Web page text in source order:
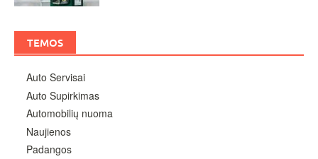
TEMOS
Auto Servisai
Auto Supirkimas
Automobilių nuoma
Naujienos
Padangos